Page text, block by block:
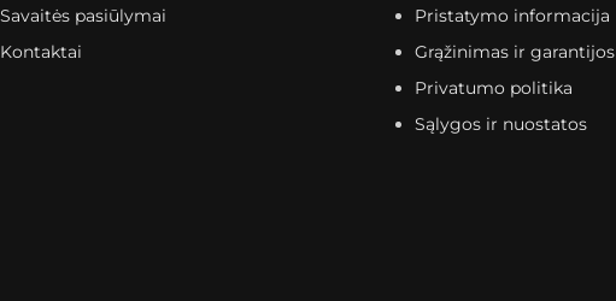
Savaitės pasiūlymai
Kontaktai
Pristatymo informacija
Grąžinimas ir garantijos
Privatumo politika
Sąlygos ir nuostatos